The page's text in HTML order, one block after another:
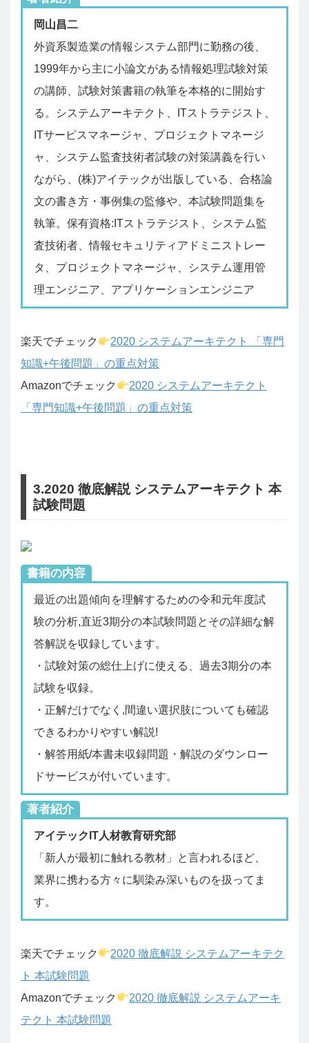
岡山昌二
外資系製造業の情報システム部門に勤務の後、
1999年から主に小論文がある情報処理試験対策
の講師、試験対策書籍の執筆を本格的に開始す
る。システムアーキテクト、ITストラテジスト、
ITサービスマネージャ、プロジェクトマネージ
ャ、システム監査技術者試験の対策講義を行い
ながら、(株)アイテックが出版している、合格論
文の書き方・事例集の監修や、本試験問題集を
執筆。保有資格:ITストラテジスト、システム監
査技術者、情報セキュリティアドミニストレー
タ、プロジェクトマネージャ、システム運用管
理エンジニア、アプリケーションエンジニア
楽天でチェック
2020 システムアーキテクト 「専門
知識+午後問題」の重点対策
Amazonでチェック
2020 システムアーキテクト
「専門知識+午後問題」の重点対策
3.2020 徹底解説 システムアーキテクト 本
試験問題
書籍の内容
最近の出題傾向を理解するための令和元年度試
験の分析,直近3期分の本試験問題とその詳細な解
答解説を収録しています。
・試験対策の総仕上げに使える、過去3期分の本
試験を収録。
・正解だけでなく,間違い選択肢についても確認
できるわかりやすい解説!
・解答用紙/本書未収録問題・解説のダウンロー
ドサービスが付いています。
著者紹介
アイテックIT人材教育研究部
「新人が最初に触れる教材」と言われるほど、
業界に携わる方々に馴染み深いものを扱ってま
す。
楽天でチェック
2020 徹底解説 システムアーキテク
ト 本試験問題
Amazonでチェック
2020 徹底解説 システムアーキ
テクト 本試験問題